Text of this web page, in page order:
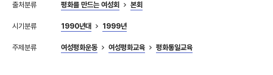
출처분류 평화를 만드는 여성회 본회
시기분류 1990년대 1999년
주제분류 여성평화운동 여성평화교육 평화통일교육